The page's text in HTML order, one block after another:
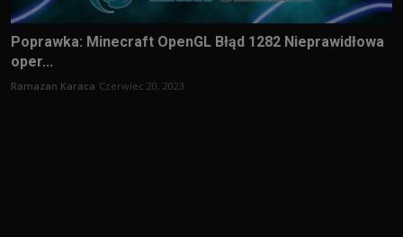
Poprawka: Minecraft OpenGL Błąd 1282 Nieprawidłowa
oper...
Ramazan Karaca Czerwiec 20, 2023